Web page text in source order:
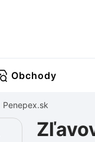
Obchody
Penepex.sk